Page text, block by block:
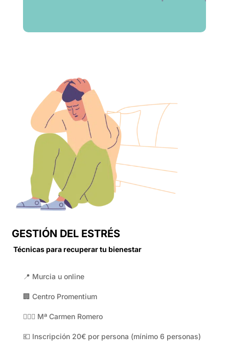
GESTIÓN DEL ESTRÉS
Técnicas para recuperar tu bienestar
📍 Murcia u online
🏢 Centro Promentium
👩🏻‍⚕️ Mª Carmen Romero
💶 Inscripción 20€ por persona (mínimo 6 personas)